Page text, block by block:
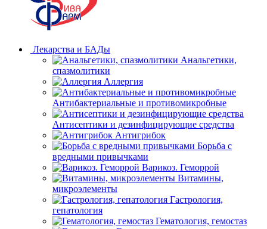
Лекарства и БАДы
Анальгетики,
спазмолитики
Аллергия
Антибактериальные и противомикробные
Антисептики и дезинфицирующие средства
Антигрибок
Борьба с
вредными привычками
Варикоз. Геморрой
Витамины,
микроэлементы
Гастрология,
гепатология
Гематология, гемостаз